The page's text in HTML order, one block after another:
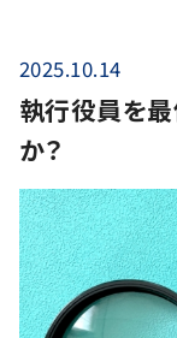
2025.10.14
執行役員を
か？